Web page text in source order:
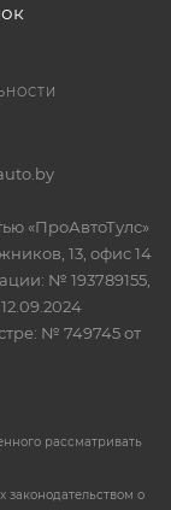
«ПроАвтоТулс»
13, офис 14
№ 193789155,
№ 749745 от
рассматривать
о